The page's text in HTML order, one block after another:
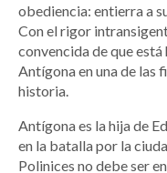
obediencia: entierra a
Con el rigor
convencida de que
Antígona en una de las
historia.
Antígona es la hija de
en la batalla por la
Polinices no debe ser